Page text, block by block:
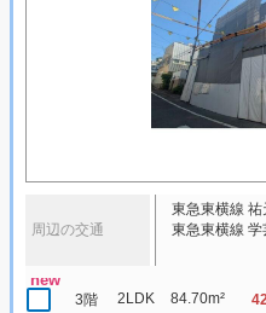
周辺の交通
東急東横線
東急東横線
new
3階 2LDK 84.70m²